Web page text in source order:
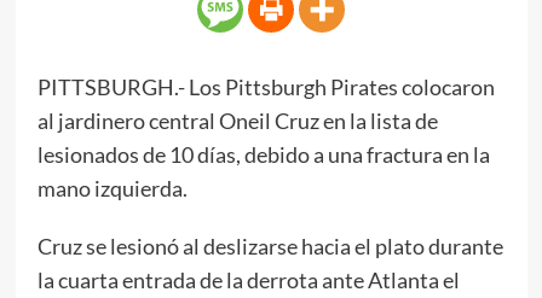
PITTSBURGH.- Los Pittsburgh Pirates colocaron
al jardinero central Oneil Cruz en la lista de
lesionados de 10 días, debido a una fractura en la
mano izquierda.
Cruz se lesionó al deslizarse hacia el plato durante
la cuarta entrada de la derrota ante Atlanta el